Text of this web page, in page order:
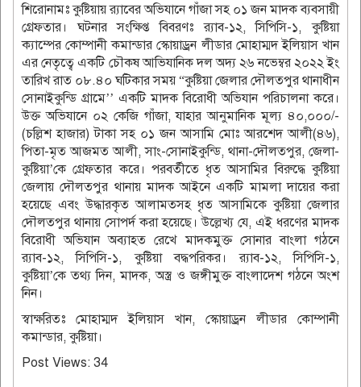
শিরোনামঃ কুষ্টিয়ায় র‌্যাবের অভিযানে গাঁজা সহ ০১ জন মাদক ব্যবসায়ী
গ্রেফতার। ঘটনার সংক্ষিপ্ত বিবরণঃ র‌্যাব-১২, সিপিসি-১, কুষ্টিয়া
ক্যাম্পের কোম্পানী কমান্ডার স্কোয়াড্রন লীডার মোহাম্মদ ইলিয়াস খান
এর নেতৃত্বে একটি চৌকষ আভিযানিক দল অদ্য ২৬ নভেম্বর ২০২২ ইং
তারিখ রাত ০৮.৪০ ঘটিকার সময় “কুষ্টিয়া জেলার দৌলতপুর থানাধীন
সোনাইকুন্ডি গ্রামে’’ একটি মাদক বিরোধী অভিযান পরিচালনা করে।
উক্ত অভিযানে ০২ কেজি গাঁজা, যাহার আনুমানিক মূল্য ৪০,০০০/-
(চল্লিশ হাজার) টাকা সহ ০১ জন আসামি মোঃ আরশেদ আলী(৪৬),
পিতা-মৃত আজমত আলী, সাং-সোনাইকুন্ডি, থানা-দৌলতপুর, জেলা-
কুষ্টিয়া’কে গ্রেফতার করে। পরবর্তীতে ধৃত আসামির বিরুদ্ধে কুষ্টিয়া
জেলায় দৌলতপুর থানায় মাদক আইনে একটি মামলা দায়ের করা
হয়েছে এবং উদ্ধারকৃত আলামতসহ ধৃত আসামিকে কুষ্টিয়া জেলার
দৌলতপুর থানায় সোপর্দ করা হয়েছে। উল্লেখ্য যে, এই ধরণের মাদক
বিরোধী অভিযান অব্যাহত রেখে মাদকমুক্ত সোনার বাংলা গঠনে
র‌্যাব-১২, সিপিসি-১, কুষ্টিয়া বদ্ধপরিকর। র‌্যাব-১২, সিপিসি-১,
কুষ্টিয়া’কে তথ্য দিন, মাদক, অস্ত্র ও জঙ্গীমুক্ত বাংলাদেশ গঠনে অংশ
নিন।
স্বাক্ষরিতঃ মোহাম্মদ ইলিয়াস খান, স্কোয়াড্রন লীডার কোম্পানী
কমান্ডার, কুষ্টিয়া।
Post Views: 34